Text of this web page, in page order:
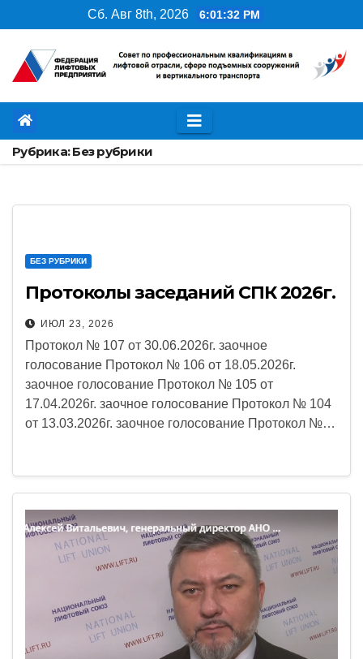
содержимому
Сб. Авг 8th, 2026 6:01:32 PM
Рубрика:Без рубрики
БЕЗ РУБРИКИ
Протоколы заседаний СПК 2026г.
ИЮЛ 23, 2026
Протокол № 107 от 30.06.2026г. заочное
голосование Протокол № 106 от 18.05.2026г.
заочное голосование Протокол № 105 от
17.04.2026г. заочное голосование Протокол № 104
от 13.03.2026г. заочное голосование Протокол №…